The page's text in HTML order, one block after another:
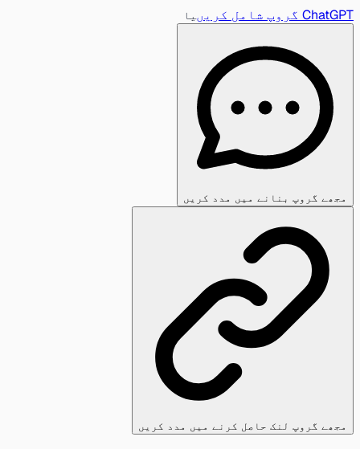
ChatGPT گروپ شامل کریں یا
مجھے گروپ بنانے میں مدد کریں
مجھے گروپ لنک حاصل کرنے میں مدد کریں